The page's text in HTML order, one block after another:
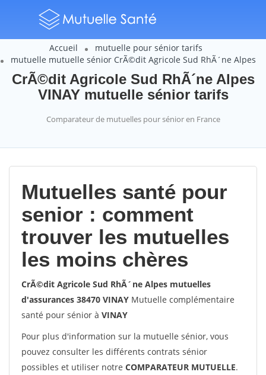
Accueil
mutuelle pour sénior tarifs
mutuelle mutuelle sénior CrÃ©dit Agricole Sud RhÃ´ne Alpes
CrÃ©dit Agricole Sud RhÃ´ne Alpes
VINAY mutuelle sénior tarifs
Comparateur de mutuelles pour sénior en France
Mutuelles santé pour
senior : comment
trouver les mutuelles
les moins chères
CrÃ©dit Agricole Sud RhÃ´ne Alpes mutuelles
d'assurances 38470 VINAY Mutuelle complémentaire
santé pour sénior à VINAY
Pour plus d'information sur la mutuelle sénior, vous
pouvez consulter les différents contrats sénior
possibles et utiliser notre COMPARATEUR MUTUELLE.